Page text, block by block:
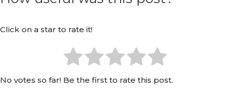
Click on a star to rate it!
No votes so far! Be the first to rate this post.